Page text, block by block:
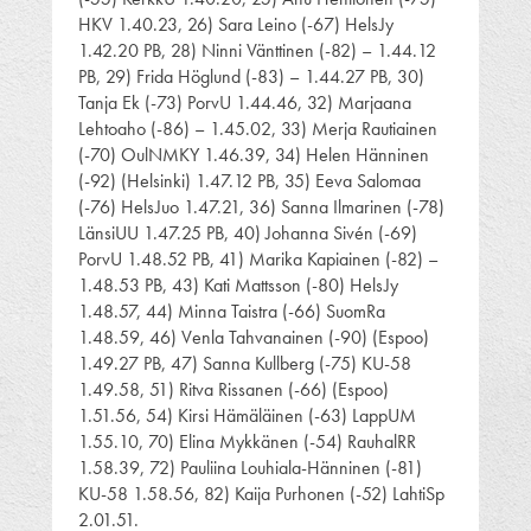
HKV 1.40.23, 26) Sara Leino (-67) HelsJy
1.42.20 PB, 28) Ninni Vänttinen (-82) – 1.44.12
PB, 29) Frida Höglund (-83) – 1.44.27 PB, 30)
Tanja Ek (-73) PorvU 1.44.46, 32) Marjaana
Lehtoaho (-86) – 1.45.02, 33) Merja Rautiainen
(-70) OulNMKY 1.46.39, 34) Helen Hänninen
(-92) (Helsinki) 1.47.12 PB, 35) Eeva Salomaa
(-76) HelsJuo 1.47.21, 36) Sanna Ilmarinen (-78)
LänsiUU 1.47.25 PB, 40) Johanna Sivén (-69)
PorvU 1.48.52 PB, 41) Marika Kapiainen (-82) –
1.48.53 PB, 43) Kati Mattsson (-80) HelsJy
1.48.57, 44) Minna Taistra (-66) SuomRa
1.48.59, 46) Venla Tahvanainen (-90) (Espoo)
1.49.27 PB, 47) Sanna Kullberg (-75) KU-58
1.49.58, 51) Ritva Rissanen (-66) (Espoo)
1.51.56, 54) Kirsi Hämäläinen (-63) LappUM
1.55.10, 70) Elina Mykkänen (-54) RauhalRR
1.58.39, 72) Pauliina Louhiala-Hänninen (-81)
KU-58 1.58.56, 82) Kaija Purhonen (-52) LahtiSp
2.01.51.